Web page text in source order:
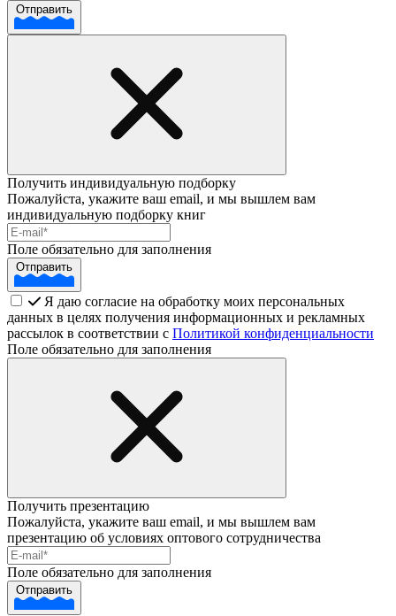
Отправить
Получить индивидуальную подборку
Пожалуйста, укажите ваш email, и мы вышлем вам
индивидуальную подборку книг
Поле обязательно для заполнения
Отправить
Я даю согласие на обработку моих персональных
данных в целях получения информационных и рекламных
рассылок в соответствии с Политикой конфиденциальности
Поле обязательно для заполнения
Получить презентацию
Пожалуйста, укажите ваш email, и мы вышлем вам
презентацию об условиях оптового сотрудничества
Поле обязательно для заполнения
Отправить